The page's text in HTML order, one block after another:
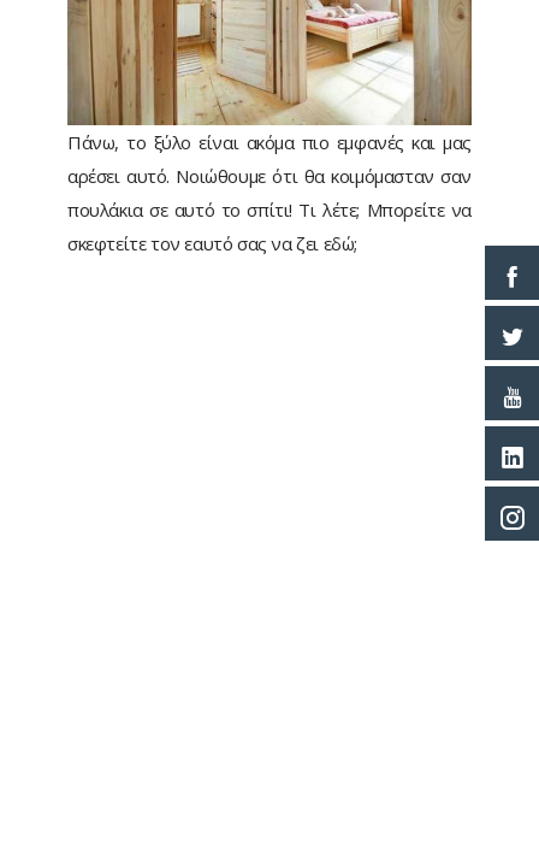
Πάνω, το ξύλο είναι ακόμα πιο εμφανές και μας
αρέσει αυτό. Νοιώθουμε ότι θα κοιμόμασταν σαν
πουλάκια σε αυτό το σπίτι! Τι λέτε; Μπορείτε να
σκεφτείτε τον εαυτό σας να ζει εδώ;